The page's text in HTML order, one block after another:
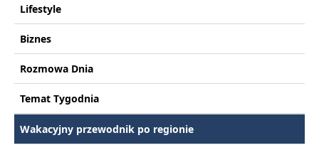
Lifestyle
Biznes
Rozmowa Dnia
Temat Tygodnia
Wakacyjny przewodnik po regionie